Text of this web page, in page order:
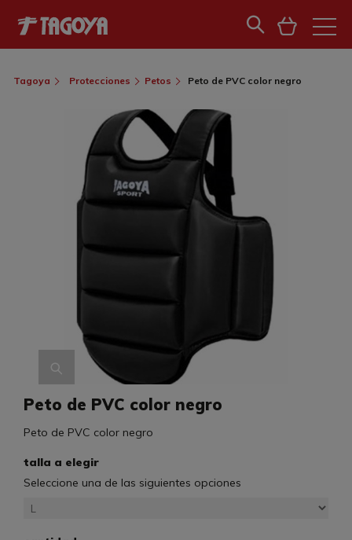
Tagoya Protecciones Petos Peto de PVC color negro
Peto de PVC color negro
Peto de PVC color negro
talla a elegir
Seleccione una de las siguientes opciones